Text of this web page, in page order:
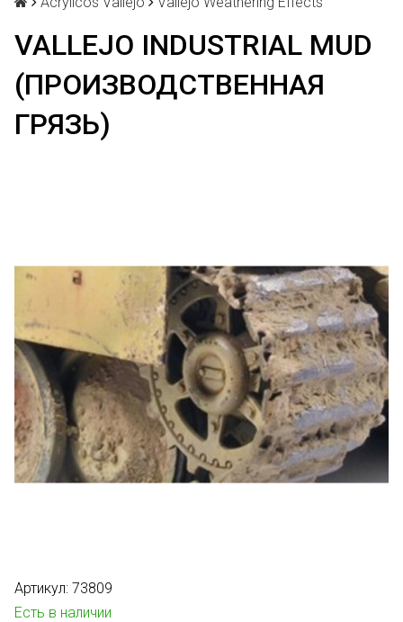
VALLEJO INDUSTRIAL MUD
(ПРОИЗВОДСТВЕННАЯ
ГРЯЗЬ)
Артикул: 73809
Есть в наличии